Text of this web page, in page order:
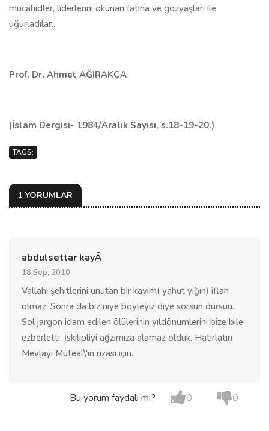
mücahidler, liderlerini okunan fatiha ve gözyaşları ile
uğurladılar...
Prof. Dr. Ahmet AĞIRAKÇA
(İslam Dergisi- 1984/Aralık Sayısı, s.18-19-20.)
TAGS:
1 YORUMLAR
abdulsettar kayÄ
18 Sep, 2010
Vallahi şehitlerini unutan bir kavim( yahut yığın) iflah
olmaz. Sonra da biz niye böyleyiz diye sorsun dursun.
Sol jargon idam edilen ölülerinin yıldönümlerini bize bile
ezberletti. İskilipliyi ağzımıza alamaz olduk. Hatırlatın
Mevlayı Müteal\'in rızası için.
Bu yorum faydalı mı? 0 0